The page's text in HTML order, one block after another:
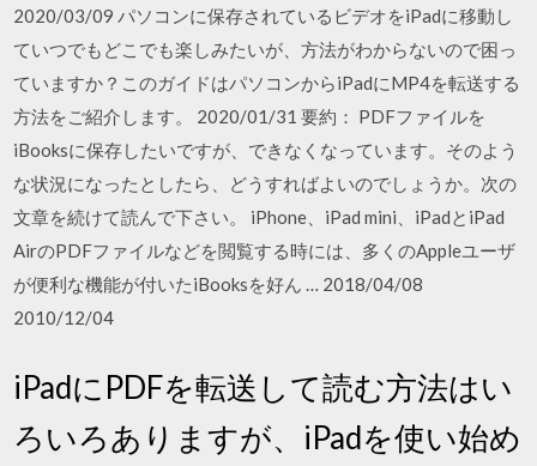
2020/03/09 パソコンに保存されているビデオをiPadに移動し
ていつでもどこでも楽しみたいが、方法がわからないので困っ
ていますか？このガイドはパソコンからiPadにMP4を転送する
方法をご紹介します。 2020/01/31 要約： PDFファイルを
iBooksに保存したいですが、できなくなっています。そのよう
な状況になったとしたら、どうすればよいのでしょうか。次の
文章を続けて読んで下さい。 iPhone、iPad mini、iPadとiPad
AirのPDFファイルなどを閲覧する時には、多くのAppleユーザ
が便利な機能が付いたiBooksを好ん … 2018/04/08
2010/12/04
iPadにPDFを転送して読む方法はい
ろいろありますが、iPadを使い始め